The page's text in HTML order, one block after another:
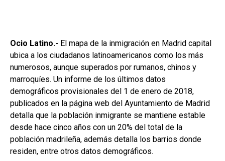
Ocio Latino.- El mapa de la inmigración en Madrid capital
ubica a los ciudadanos latinoamericanos como los más
numerosos, aunque superados por rumanos, chinos y
marroquíes. Un informe de los últimos datos
demográficos provisionales del 1 de enero de 2018,
publicados en la página web del Ayuntamiento de Madrid
detalla que la población inmigrante se mantiene estable
desde hace cinco años con un 20% del total de la
población madrileña, además detalla los barrios donde
residen, entre otros datos demográficos.